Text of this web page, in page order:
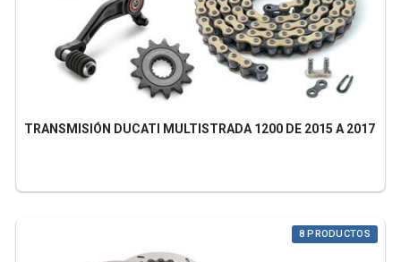
TRANSMISIÓN DUCATI MULTISTRADA 1200 DE 2015 A 2017
8 PRODUCTOS